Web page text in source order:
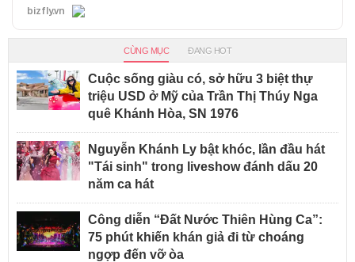
bizfly.vn
CÙNG MỤC ĐANG HOT
Cuộc sống giàu có, sở hữu 3 biệt thự
triệu USD ở Mỹ của Trần Thị Thúy Nga
quê Khánh Hòa, SN 1976
Nguyễn Khánh Ly bật khóc, lần đầu hát
"Tái sinh" trong liveshow đánh dấu 20
năm ca hát
Công diễn “Đất Nước Thiên Hùng Ca”:
75 phút khiến khán giả đi từ choáng
ngợp đến vỡ òa